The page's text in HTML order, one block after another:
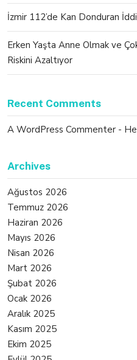
İzmir 112’de Kan Donduran
Erken Yaşta Anne Olmak ve
Riskini Azaltıyor
Recent Comments
A WordPress Commenter -
Archives
Ağustos 2026
Temmuz 2026
Haziran 2026
Mayıs 2026
Nisan 2026
Mart 2026
Şubat 2026
Ocak 2026
Aralık 2025
Kasım 2025
Ekim 2025